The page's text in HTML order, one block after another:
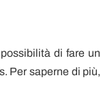
di fare un
Per saperne di più,